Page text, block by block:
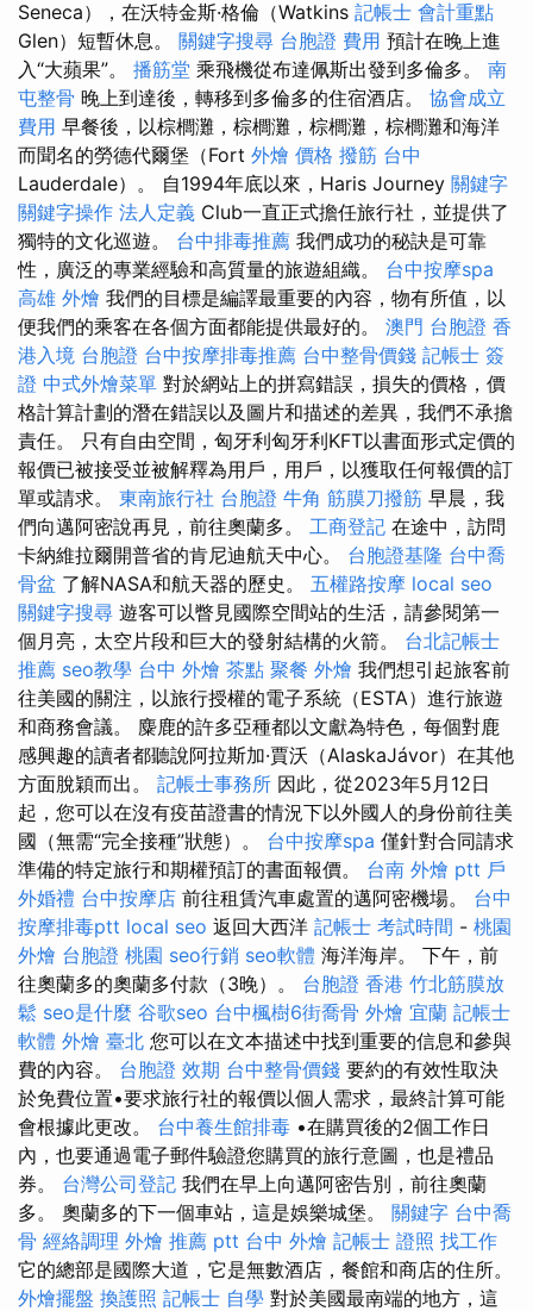
Seneca），在沃特金斯·格倫（Watkins 記帳士 會計重點
Glen）短暫休息。 關鍵字搜尋 台胞證 費用 預計在晚上進
入“大蘋果”。 播筋堂 乘飛機從布達佩斯出發到多倫多。 南
屯整骨 晚上到達後，轉移到多倫多的住宿酒店。 協會成立
費用 早餐後，以棕櫚灘，棕櫚灘，棕櫚灘，棕櫚灘和海洋
而聞名的勞德代爾堡（Fort 外燴 價格 撥筋 台中
Lauderdale）。 自1994年底以來，Haris Journey 關鍵字
關鍵字操作 法人定義 Club一直正式擔任旅行社，並提供了
獨特的文化巡遊。 台中排毒推薦 我們成功的秘訣是可靠
性，廣泛的專業經驗和高質量的旅遊組織。 台中按摩spa
高雄 外燴 我們的目標是編譯最重要的內容，物有所值，以
便我們的乘客在各個方面都能提供最好的。 澳門 台胞證 香
港入境 台胞證 台中按摩排毒推薦 台中整骨價錢 記帳士 簽
證 中式外燴菜單 對於網站上的拼寫錯誤，損失的價格，價
格計算計劃的潛在錯誤以及圖片和描述的差異，我們不承擔
責任。 只有自由空間，匈牙利匈牙利KFT以書面形式定價的
報價已被接受並被解釋為用戶，用戶，以獲取任何報價的訂
單或請求。 東南旅行社 台胞證 牛角 筋膜刀撥筋 早晨，我
們向邁阿密說再見，前往奧蘭多。 工商登記 在途中，訪問
卡納維拉爾開普省的肯尼迪航天中心。 台胞證基隆 台中喬
骨盆 了解NASA和航天器的歷史。 五權路按摩 local seo
關鍵字搜尋 遊客可以瞥見國際空間站的生活，請參閱第一
個月亮，太空片段和巨大的發射結構的火箭。 台北記帳士
推薦 seo教學 台中 外燴 茶點 聚餐 外燴 我們想引起旅客前
往美國的關注，以旅行授權的電子系統（ESTA）進行旅遊
和商務會議。 麋鹿的許多亞種都以文獻為特色，每個對鹿
感興趣的讀者都聽說阿拉斯加·賈沃（AlaskaJávor）在其他
方面脫穎而出。 記帳士事務所 因此，從2023年5月12日
起，您可以在沒有疫苗證書的情況下以外國人的身份前往美
國（無需“完全接種”狀態）。 台中按摩spa 僅針對合同請求
準備的特定旅行和期權預訂的書面報價。 台南 外燴 ptt 戶
外婚禮 台中按摩店 前往租賃汽車處置的邁阿密機場。 台中
按摩排毒ptt local seo 返回大西洋 記帳士 考試時間 - 桃園
外燴 台胞證 桃園 seo行銷 seo軟體 海洋海岸。 下午，前
往奧蘭多的奧蘭多付款（3晚）。 台胞證 香港 竹北筋膜放
鬆 seo是什麼 谷歌seo 台中楓樹6街喬骨 外燴 宜蘭 記帳士
軟體 外燴 臺北 您可以在文本描述中找到重要的信息和參與
費的內容。 台胞證 效期 台中整骨價錢 要約的有效性取決
於免費位置•要求旅行社的報價以個人需求，最終計算可能
會根據此更改。 台中養生館排毒 •在購買後的2個工作日
內，也要通過電子郵件驗證您購買的旅行意圖，也是禮品
券。 台灣公司登記 我們在早上向邁阿密告別，前往奧蘭
多。 奧蘭多的下一個車站，這是娛樂城堡。 關鍵字 台中喬
骨 經絡調理 外燴 推薦 ptt 台中 外燴 記帳士 證照 找工作
它的總部是國際大道，它是無數酒店，餐館和商店的住所。
外燴擺盤 換護照 記帳士 自學 對於美國最南端的地方，這